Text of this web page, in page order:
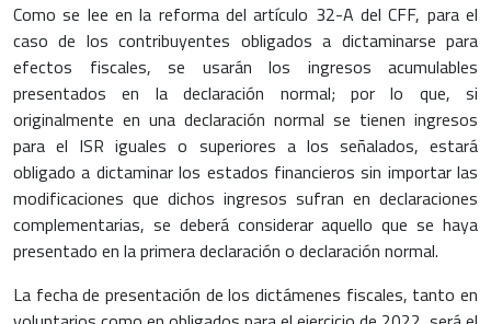
Como se lee en la reforma del artículo 32-A del CFF, para el
caso de los contribuyentes obligados a dictaminarse para
efectos fiscales, se usarán los ingresos acumulables
presentados en la declaración normal; por lo que, si
originalmente en una declaración normal se tienen ingresos
para el ISR iguales o superiores a los señalados, estará
obligado a dictaminar los estados financieros sin importar las
modificaciones que dichos ingresos sufran en declaraciones
complementarias, se deberá considerar aquello que se haya
presentado en la primera declaración o declaración normal.
La fecha de presentación de los dictámenes fiscales, tanto en